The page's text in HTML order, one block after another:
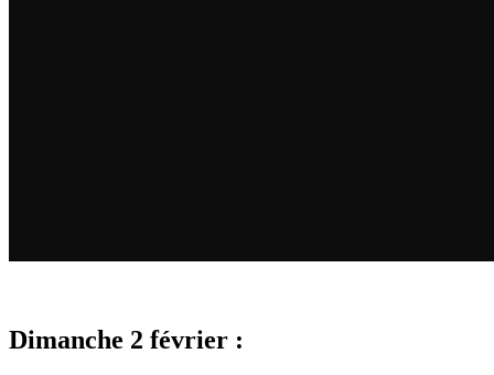
Dimanche 2 février :